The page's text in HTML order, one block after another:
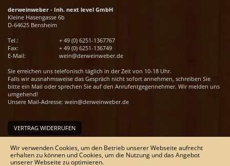
derweinweber - Inh. next level GmbH
Kleine Hasengasse 6b
D-64625 Bensheim
Tel.:
+ 49 (0) 6251-1367767
Fax:
+ 49 (0) 6251-136749
E-Mail:
wein@derweinweber.de
Sie erreichen uns telefonisch täglich in der Zeit von 10-18 Uhr.
Falls wir ausnahmsweise das Gespräch nicht sofort annehmen, schreiben Sie
bitte ein Mail oder sprechen Sie auf den Anrufentgegennehmer. Wir melden uns
umgehend!
Unsere Mail-Adresse: wein@derweinweber.de
VERTRAG WIDERRUFEN
Unser Service
Versandkosten
Kontakt
Wir verwenden Cookies, um den Betrieb unserer Webseite aufrecht
erhalten zu können und Cookies, um die Nutzung und das Angebot
unserer Webseite zu optimieren.